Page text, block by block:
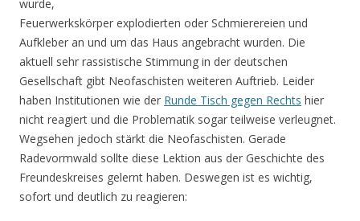
wurde,
Feuerwerkskörper explodierten oder Schmierereien und
Aufkleber an und um das Haus angebracht wurden. Die
aktuell sehr rassistische Stimmung in der deutschen
Gesellschaft gibt Neofaschisten weiteren Auftrieb. Leider
haben Institutionen wie der Runde Tisch gegen Rechts hier
nicht reagiert und die Problematik sogar teilweise verleugnet.
Wegsehen jedoch stärkt die Neofaschisten. Gerade
Radevormwald sollte diese Lektion aus der Geschichte des
Freundeskreises gelernt haben. Deswegen ist es wichtig,
sofort und deutlich zu reagieren: